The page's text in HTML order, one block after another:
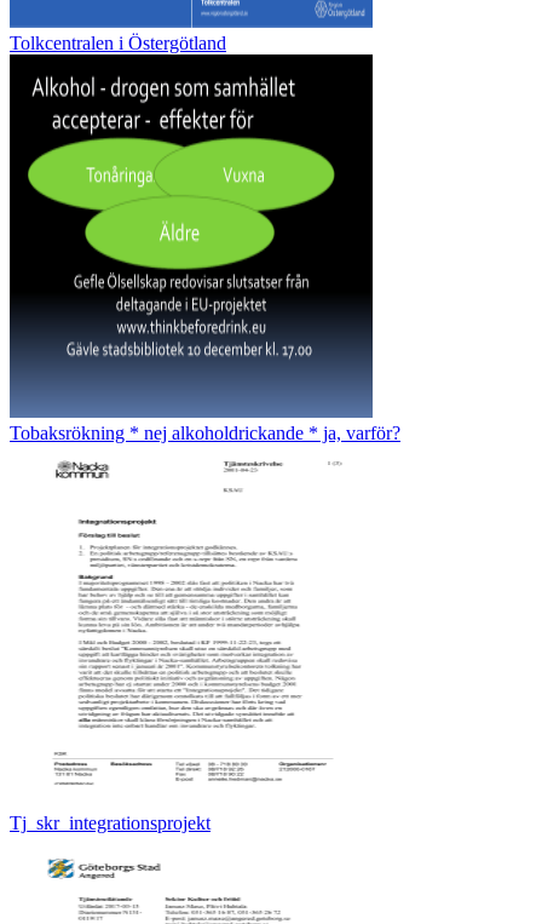
Tolkcentralen i Östergötland
Tobaksrökning * nej alkoholdrickande * ja, varför?
Tj_skr_integrationsprojekt